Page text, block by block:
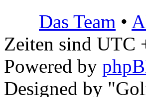
Das Team •
Zeiten sind UTC
Powered by
Designed by